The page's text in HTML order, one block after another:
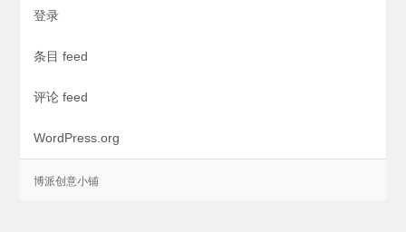
登录
条目 feed
评论 feed
WordPress.org